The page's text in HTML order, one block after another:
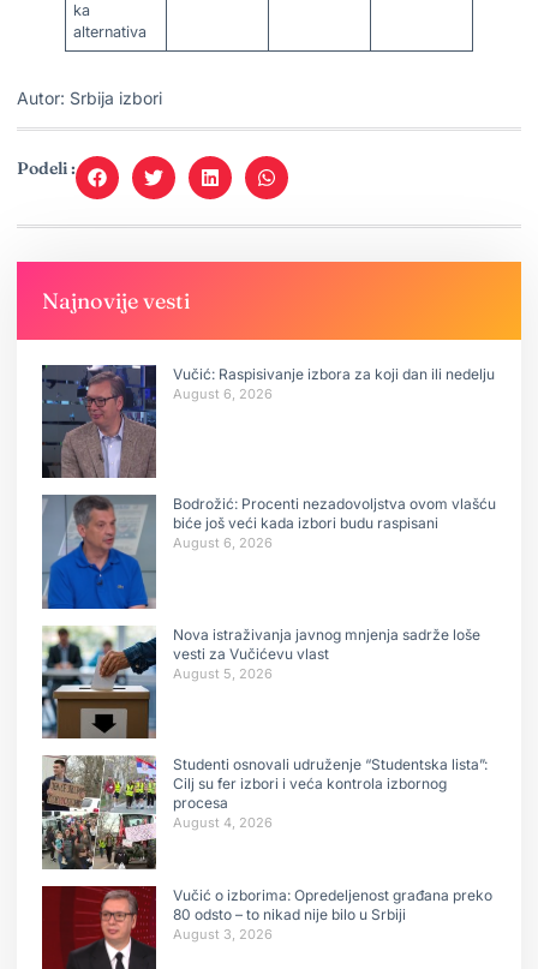
ka
alternativa
Autor: Srbija izbori
Podeli :
Najnovije vesti
Vučić: Raspisivanje izbora za koji dan ili nedelju
August 6, 2026
Bodrožić: Procenti nezadovoljstva ovom vlašću
biće još veći kada izbori budu raspisani
August 6, 2026
Nova istraživanja javnog mnjenja sadrže loše
vesti za Vučićevu vlast
August 5, 2026
Studenti osnovali udruženje “Studentska lista”:
Cilj su fer izbori i veća kontrola izbornog
procesa
August 4, 2026
Vučić o izborima: Opredeljenost građana preko
80 odsto – to nikad nije bilo u Srbiji
August 3, 2026